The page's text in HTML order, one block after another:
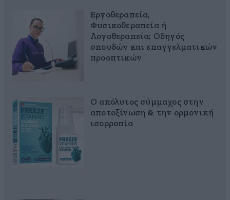
Εργοθεραπεία,
Φυσικοθεραπεία ή
Λογοθεραπεία; Οδηγός
σπουδών και επαγγελματικών
προοπτικών
Ο απόλυτος σύμμαχος στην
αποτοξίνωση & την ορμονική
ισορροπία